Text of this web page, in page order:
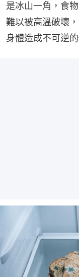
是冰山一角，食
難以被高溫破壞
身體造成不可逆的